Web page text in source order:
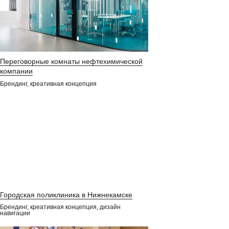
Переговорные комнаты нефтехимической
компании
Брендинг, креативная концепция
Городская поликлиника в Нижнекамске
Брендинг, креативная концепция, дизайн
навигации
ОБРАТНАЯ СВЯЗЬ